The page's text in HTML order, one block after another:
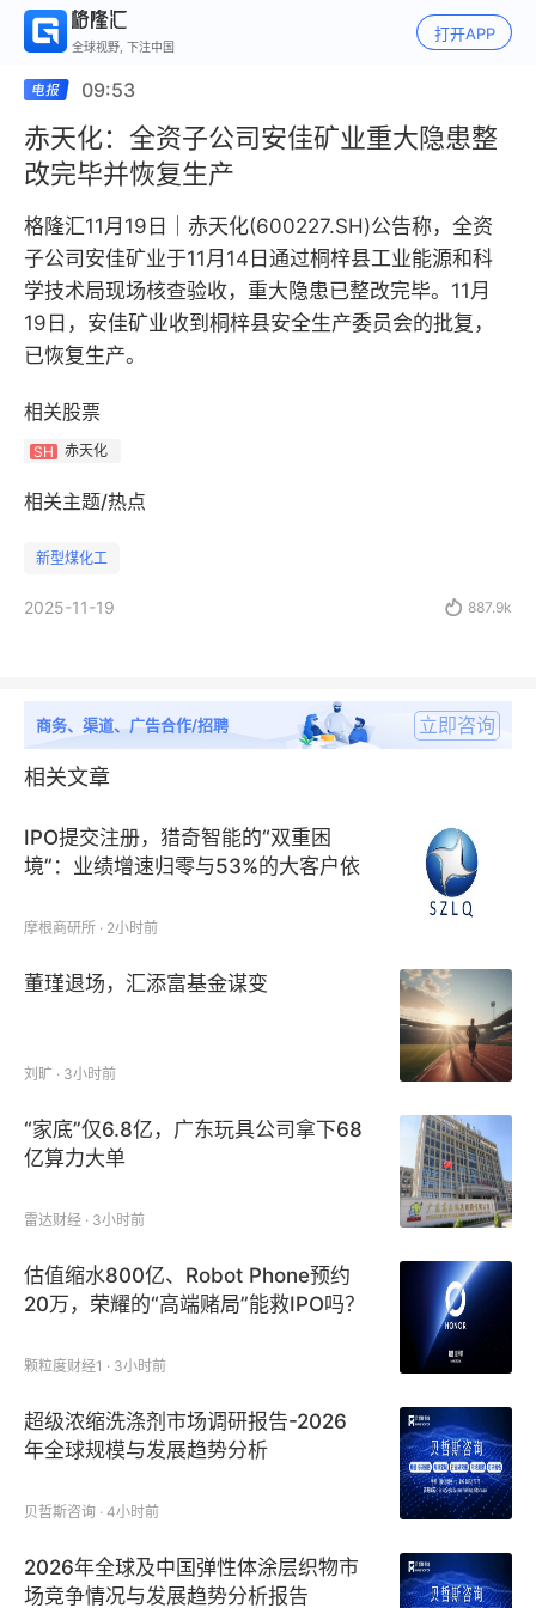
全球视野, 下注中国
打开APP
09:53
赤天化：全资子公司安佳矿业重大隐患整
改完毕并恢复生产
格隆汇11月19日｜赤天化(600227.SH)公告称，全资
子公司安佳矿业于11月14日通过桐梓县工业能源和科
学技术局现场核查验收，重大隐患已整改完毕。11月
19日，安佳矿业收到桐梓县安全生产委员会的批复，
已恢复生产。
相关股票
SH 赤天化
相关主题/热点
新型煤化工
2025-11-19  887.9k
商务、渠道、广告合作/招聘 立即咨询
相关文章
IPO提交注册，猎奇智能的“双重困
境”：业绩增速归零与53%的大客户依
摩根商研所 · 2小时前
董瑾退场，汇添富基金谋变
刘旷 · 3小时前
“家底”仅6.8亿，广东玩具公司拿下68
亿算力大单
雷达财经 · 3小时前
估值缩水800亿、Robot Phone预约
20万，荣耀的“高端赌局”能救IPO吗？
颗粒度财经1 · 3小时前
超级浓缩洗涤剂市场调研报告-2026
年全球规模与发展趋势分析
贝哲斯咨询 · 4小时前
2026年全球及中国弹性体涂层织物市
场竞争情况与发展趋势分析报告